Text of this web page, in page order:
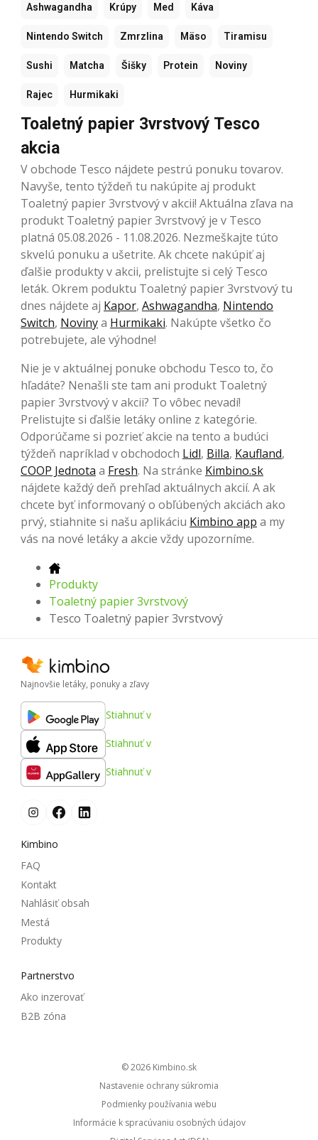
Ashwagandha Krúpy Med Káva
Nintendo Switch Zmrzlina Mäso Tiramisu
Sushi Matcha Šišky Protein Noviny
Rajec Hurmikaki
Toaletný papier 3vrstvový Tesco
akcia
V obchode Tesco nájdete pestrú ponuku tovarov.
Navyše, tento týždeň tu nakúpite aj produkt
Toaletný papier 3vrstvový v akcii! Aktuálna zľava na
produkt Toaletný papier 3vrstvový je v Tesco
platná 05.08.2026 - 11.08.2026. Nezmeškajte túto
skvelú ponuku a ušetrite. Ak chcete nakúpiť aj
ďalšie produkty v akcii, prelistujte si celý Tesco
leták. Okrem poduktu Toaletný papier 3vrstvový tu
dnes nájdete aj Kapor, Ashwagandha, Nintendo
Switch, Novinya Hurmikaki. Nakúpte všetko čo
potrebujete, ale výhodne!
Nie je v aktuálnej ponuke obchodu Tesco to, čo
hľadáte? Nenašli ste tam ani produkt Toaletný
papier 3vrstvový v akcii? To vôbec nevadí!
Prelistujte si ďalšie letáky online z kategórie.
Odporúčame si pozrieť akcie na tento a budúci
týždeň napríklad v obchodoch Lidl, Billa, Kaufland,
COOP Jednota a Fresh. Na stránke Kimbino.sk
nájdete každý deň prehľad aktuálnych akcií. A ak
chcete byť informovaný o obľúbených akciách ako
prvý, stiahnite si našu aplikáciu Kimbino app a my
vás na nové letáky a akcie vždy upozorníme.
Produkty
Toaletný papier 3vrstvový
Tesco Toaletný papier 3vrstvový
Najnovšie letáky, ponuky a zľavy
Stiahnuť v
Stiahnuť v
Stiahnuť v
Kimbino
FAQ
Kontakt
Nahlásiť obsah
Mestá
Produkty
Partnerstvo
Ako inzerovať
B2B zóna
© 2026
kimbino.sk
Nastavenie ochrany súkromia
Podmienky používania webu
Informácie k spracúvaniu osobných údajov